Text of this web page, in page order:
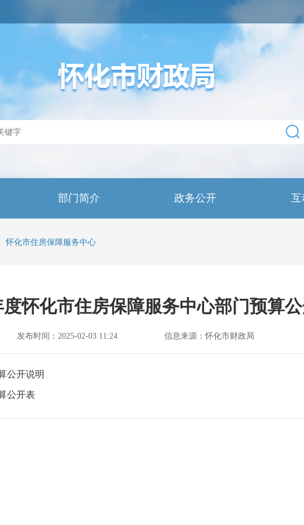
部门简介 政务公开 互
怀化市住房保障服务中心
度怀化市住房保障服务中心部门预算
发布时间：2025-02-03 11:24 信息来源：怀化市财政局
公开说明
公开表